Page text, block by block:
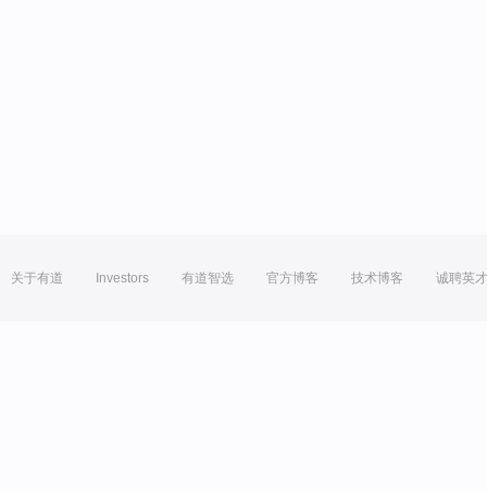
关于有道 Investors 有道智选 官方博客 技术博客 诚聘英才